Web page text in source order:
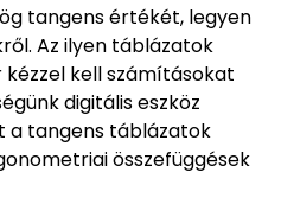
tangens értékét, legyen
Az ilyen táblázatok
kell számításokat
digitális eszköz
a tangens táblázatok
összefüggések